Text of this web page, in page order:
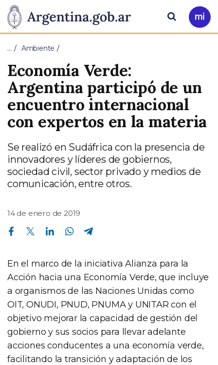
Presidencia
de
la
Nación
Pasar al contenido principal
Ir
a
Buscar
… Ambiente
Economía Verde:
Argentina participó de un
encuentro internacional
con expertos en la materia
Se realizó en Sudáfrica con la presencia de
innovadores y líderes de gobiernos,
sociedad civil, sector privado y medios de
comunicación, entre otros.
14 de enero de 2019
Compartir en Facebook Compartir en Twitter Compartir en Linkedin Compartir en Whatsapp
En el marco de la iniciativa Alianza para la
Acción hacia una Economía Verde, que incluye
a organismos de las Naciones Unidas como
OIT, ONUDI, PNUD, PNUMA y UNITAR con el
objetivo mejorar la capacidad de gestión del
gobierno y sus socios para llevar adelante
acciones conducentes a una economía verde,
facilitando la transición y adaptación de los